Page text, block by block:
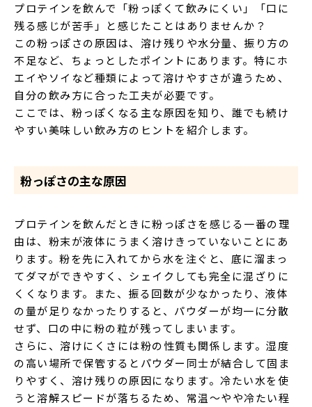
プロテインを飲んで「粉っぽくて飲みにくい」「口に
残る感じが苦手」と感じたことはありませんか？
この粉っぽさの原因は、溶け残りや水分量、振り方の
不足など、ちょっとしたポイントにあります。特にホ
エイやソイなど種類によって溶けやすさが違うため、
自分の飲み方に合った工夫が必要です。
ここでは、粉っぽくなる主な原因を知り、誰でも続け
やすい美味しい飲み方のヒントを紹介します。
粉っぽさの主な原因
プロテインを飲んだときに粉っぽさを感じる一番の理
由は、粉末が液体にうまく溶けきっていないことにあ
ります。粉を先に入れてから水を注ぐと、底に溜まっ
てダマができやすく、シェイクしても完全に混ざりに
くくなります。また、振る回数が少なかったり、液体
の量が足りなかったりすると、パウダーが均一に分散
せず、口の中に粉の粒が残ってしまいます。
さらに、溶けにくさには粉の性質も関係します。湿度
の高い場所で保管するとパウダー同士が結合して固ま
りやすく、溶け残りの原因になります。冷たい水を使
うと溶解スピードが落ちるため、常温〜やや冷たい程